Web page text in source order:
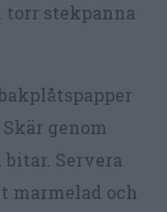
torr stekpanna
genom
Servera
marmelad och